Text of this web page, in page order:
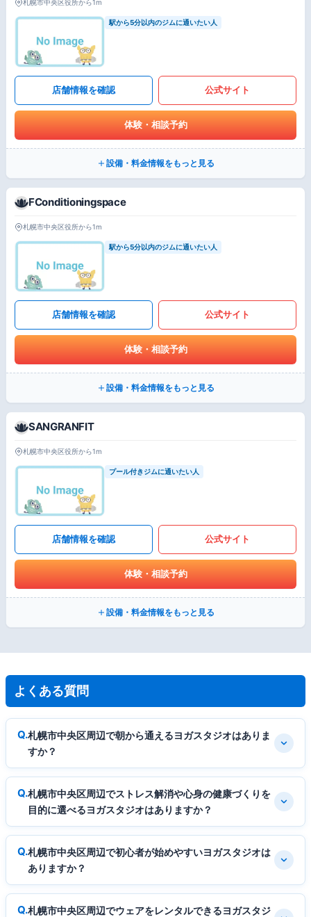
札幌市中央区役所から1m
駅から5分以内のジムに通いたい人
店舗情報を確認 公式サイト
体験・相談予約
設備・料金情報をもっと見る
FConditioningspace
札幌市中央区役所から1m
駅から5分以内のジムに通いたい人
店舗情報を確認 公式サイト
体験・相談予約
設備・料金情報をもっと見る
SANGRANFIT
札幌市中央区役所から1m
プール付きジムに通いたい人
店舗情報を確認 公式サイト
体験・相談予約
設備・料金情報をもっと見る
よくある質問
札幌市中央区周辺で朝から通えるヨガスタジオはありま
すか？
札幌市中央区周辺でストレス解消や心身の健康づくりを
目的に選べるヨガスタジオはありますか？
札幌市中央区周辺で初心者が始めやすいヨガスタジオは
ありますか？
札幌市中央区周辺でウェアをレンタルできるヨガスタジ